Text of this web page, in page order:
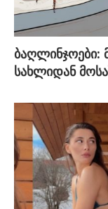
ბაღლინჯოები:
სახლიდან